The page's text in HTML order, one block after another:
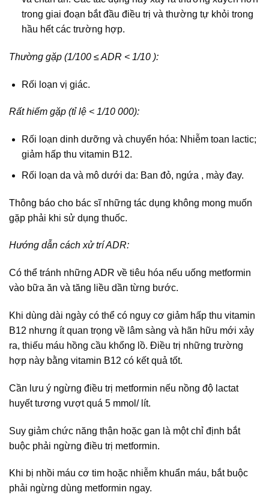
trong giai đoạn bắt đầu điều trị và thường tự khỏi trong
hầu hết các trường hợp.
Thường gặp (1/100 ≤ ADR < 1/10 ):
Rối loạn vị giác.
Rất hiếm gặp (tỉ lệ < 1/10 000):
Rối loạn dinh dưỡng và chuyển hóa: Nhiễm toan lactic;
giảm hấp thu vitamin B12.
Rối loạn da và mô dưới da: Ban đỏ, ngứa , mày đay.
Thông báo cho bác sĩ những tác dụng không mong muốn
gặp phải khi sử dụng thuốc.
Hướng dẫn cách xử trí ADR:
Có thể tránh những ADR về tiêu hóa nếu uống metformin
vào bữa ăn và tăng liều dần từng bước.
Khi dùng dài ngày có thể có nguy cơ giảm hấp thu vitamin
B12 nhưng ít quan trọng về lâm sàng và hãn hữu mới xảy
ra, thiếu máu hồng cầu khổng lồ. Điều trị những trường
hợp này bằng vitamin B12 có kết quả tốt.
Cần lưu ý ngừng điều trị metformin nếu nồng độ lactat
huyết tương vượt quá 5 mmol/ lít.
Suy giảm chức năng thận hoặc gan là một chỉ định bắt
buộc phải ngừng điều trị metformin.
Khi bị nhồi máu cơ tim hoặc nhiễm khuẩn máu, bắt buộc
phải ngừng dùng metformin ngay.